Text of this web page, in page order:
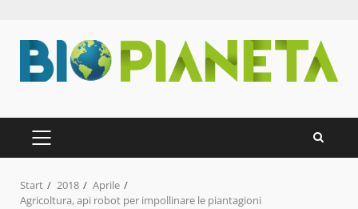
Inhalt
springen
PRIMÄRES
MENÜ
Start 2018
Aprile
Agricoltura, api robot per impollinare le piantagioni